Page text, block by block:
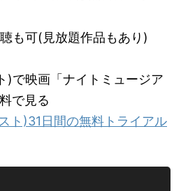
も可(見放題作品もあり)
)で映画「ナイトミュージア
で見る
ト)31日間の無料トライアル